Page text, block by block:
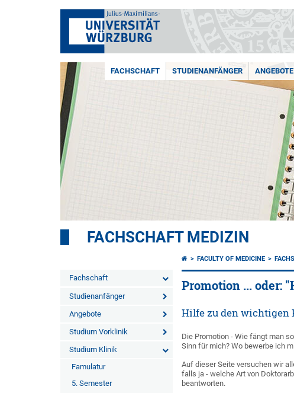
FACHSCHAFT STUDIENANFÄNGER ANGEBOTE
FACHSCHAFT MEDIZIN
Fachschaft
Studienanfänger
Angebote
Studium Vorklinik
Studium Klinik
Famulatur
5. Semester
FACULTY OF MEDICINE
Promotion ... oder:
Hilfe zu den wichtigen
Die Promotion - Wie fängt man
Sinn für mich? Wo bewerbe ich
Auf dieser Seite versuchen wir
falls ja - welche Art von
beantworten.